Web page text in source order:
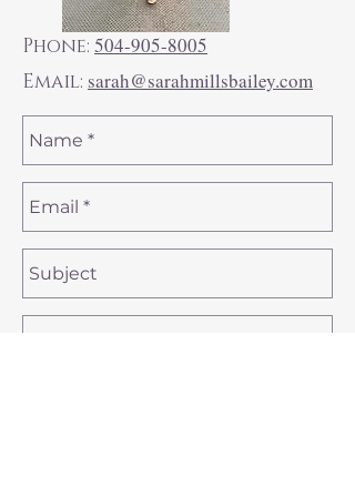
Phone: 504-905-8005
Email: sarah@sarahmillsbailey.com